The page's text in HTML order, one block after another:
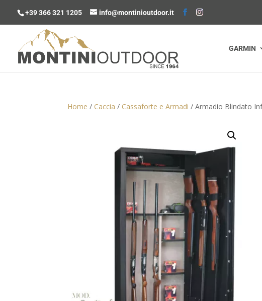
+39 366 321 1205 info@montinioutdoor.it
GARMIN
Home / Caccia / Cassaforte e Armadi / Armadio Blindato